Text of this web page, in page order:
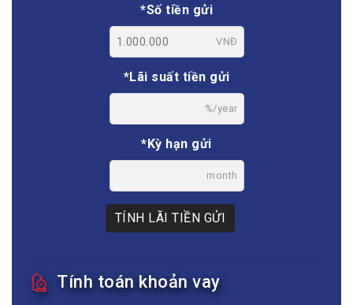
*Số tiền gửi
VNĐ
*Lãi suất tiền gửi
%/year
*Kỳ hạn gửi
month
TÍNH LÃI TIỀN GỬI
Tính toán khoản vay